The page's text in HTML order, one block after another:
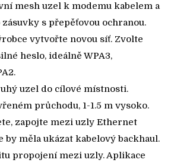
mesh uzel k modemu kabelem a
s přepěťovou ochranou.
vytvořte novou síť. Zvolte
heslo, ideálně WPA3,
uzel do cílové místnosti.
průchodu, 1-1.5 m vysoko.
zapojte mezi uzly Ethernet
by měla ukázat kabelový backhaul.
propojení mezi uzly. Aplikace